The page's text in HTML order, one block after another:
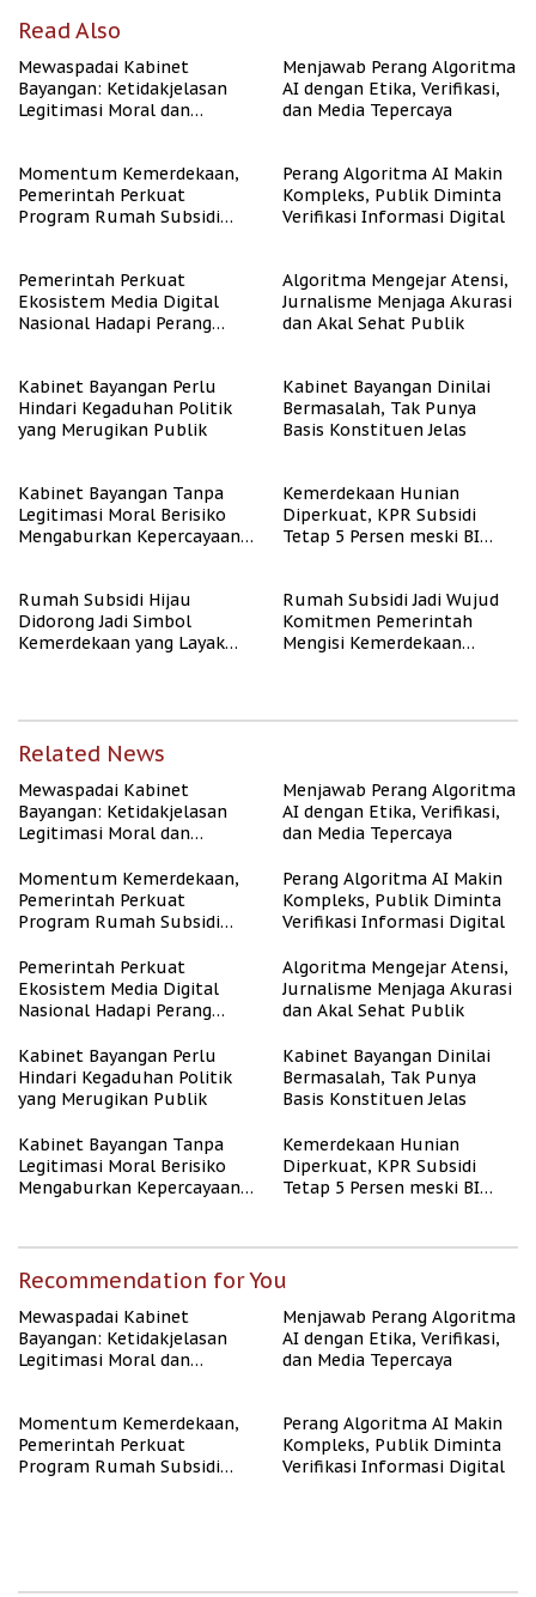
Read Also
Mewaspadai Kabinet
Bayangan: Ketidakjelasan
Legitimasi Moral dan
Menjawab Perang Algoritma
AI dengan Etika, Verifikasi,
dan Media Tepercaya
Momentum Kemerdekaan,
Pemerintah Perkuat
Program Rumah Subsidi
Perang Algoritma AI Makin
Kompleks, Publik Diminta
Verifikasi Informasi Digital
Pemerintah Perkuat
Ekosistem Media Digital
Nasional Hadapi Perang
Algoritma Mengejar Atensi,
Jurnalisme Menjaga Akurasi
dan Akal Sehat Publik
Kabinet Bayangan Perlu
Hindari Kegaduhan Politik
yang Merugikan Publik
Kabinet Bayangan Dinilai
Bermasalah, Tak Punya
Basis Konstituen Jelas
Kabinet Bayangan Tanpa
Legitimasi Moral Berisiko
Mengaburkan Kepercayaan
Kemerdekaan Hunian
Diperkuat, KPR Subsidi
Tetap 5 Persen meski BI
Rumah Subsidi Hijau
Didorong Jadi Simbol
Kemerdekaan yang Layak
Rumah Subsidi Jadi Wujud
Komitmen Pemerintah
Mengisi Kemerdekaan
Related News
Mewaspadai Kabinet
Bayangan: Ketidakjelasan
Legitimasi Moral dan
Menjawab Perang Algoritma
AI dengan Etika, Verifikasi,
dan Media Tepercaya
Momentum Kemerdekaan,
Pemerintah Perkuat
Program Rumah Subsidi
Berpenghasilan Rendah
Perang Algoritma AI Makin
Kompleks, Publik Diminta
Verifikasi Informasi Digital
Pemerintah Perkuat
Ekosistem Media Digital
Nasional Hadapi Perang
Algoritma Mengejar Atensi,
Jurnalisme Menjaga Akurasi
dan Akal Sehat Publik
Kabinet Bayangan Perlu
Hindari Kegaduhan Politik
yang Merugikan Publik
Kabinet Bayangan Dinilai
Bermasalah, Tak Punya
Basis Konstituen Jelas
Kabinet Bayangan Tanpa
Legitimasi Moral Berisiko
Mengaburkan Kepercayaan
Kemerdekaan Hunian
Diperkuat, KPR Subsidi
Tetap 5 Persen meski BI
Recommendation for You
Mewaspadai Kabinet
Bayangan: Ketidakjelasan
Legitimasi Moral dan
Menjawab Perang Algoritma
AI dengan Etika, Verifikasi,
dan Media Tepercaya
Momentum Kemerdekaan,
Pemerintah Perkuat
Program Rumah Subsidi
Perang Algoritma AI Makin
Kompleks, Publik Diminta
Verifikasi Informasi Digital